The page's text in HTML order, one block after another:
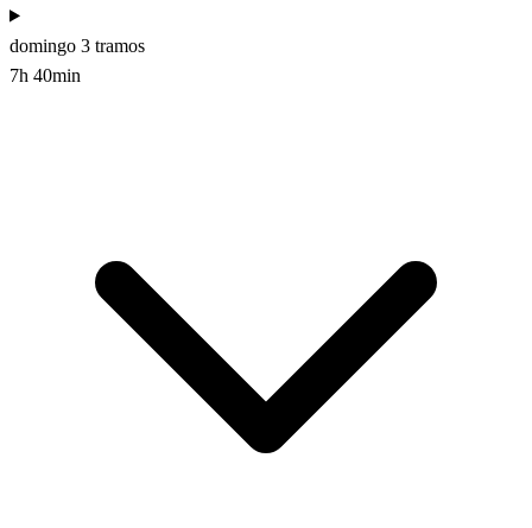
domingo 3 tramos
7h 40min